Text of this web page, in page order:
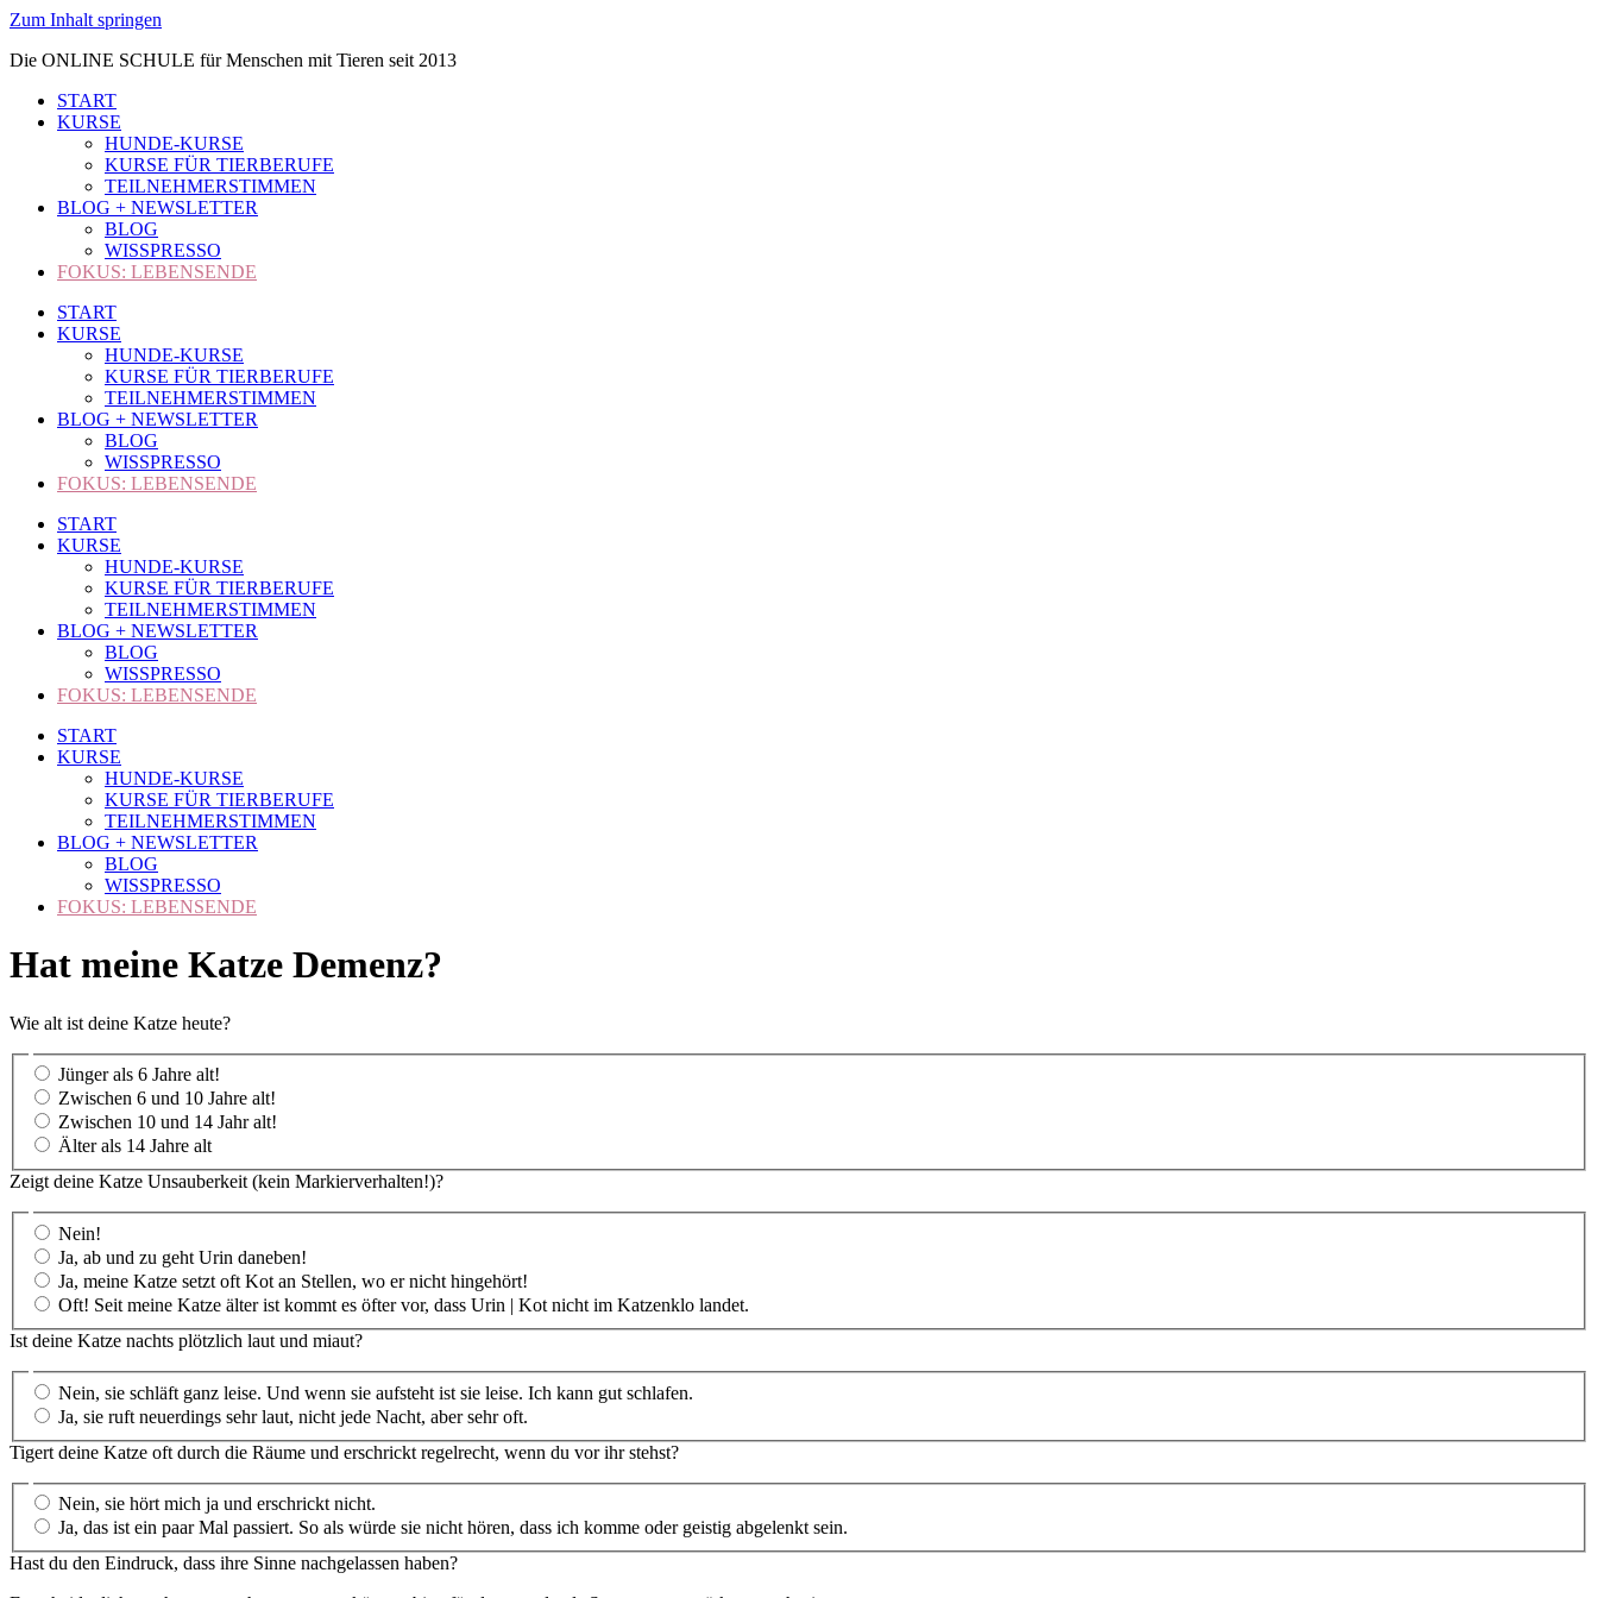
Zum Inhalt springen
Die ONLINE SCHULE für Menschen mit Tieren seit 2013
START
KURSE
HUNDE-KURSE
KURSE FÜR TIERBERUFE
TEILNEHMERSTIMMEN
BLOG + NEWSLETTER
BLOG
WISSPRESSO
FOKUS: LEBENSENDE
START
KURSE
HUNDE-KURSE
KURSE FÜR TIERBERUFE
TEILNEHMERSTIMMEN
BLOG + NEWSLETTER
BLOG
WISSPRESSO
FOKUS: LEBENSENDE
START
KURSE
HUNDE-KURSE
KURSE FÜR TIERBERUFE
TEILNEHMERSTIMMEN
BLOG + NEWSLETTER
BLOG
WISSPRESSO
FOKUS: LEBENSENDE
START
KURSE
HUNDE-KURSE
KURSE FÜR TIERBERUFE
TEILNEHMERSTIMMEN
BLOG + NEWSLETTER
BLOG
WISSPRESSO
FOKUS: LEBENSENDE
Hat meine Katze Demenz?
Wie alt ist deine Katze heute?
Jünger als 6 Jahre alt!
Zwischen 6 und 10 Jahre alt!
Zwischen 10 und 14 Jahr alt!
Älter als 14 Jahre alt
Zeigt deine Katze Unsauberkeit (kein Markierverhalten!)?
Nein!
Ja, ab und zu geht Urin daneben!
Ja, meine Katze setzt oft Kot an Stellen, wo er nicht hingehört!
Oft! Seit meine Katze älter ist kommt es öfter vor, dass Urin | Kot nicht im Katzenklo landet.
Ist deine Katze nachts plötzlich laut und miaut?
Nein, sie schläft ganz leise. Und wenn sie aufsteht ist sie leise. Ich kann gut schlafen.
Ja, sie ruft neuerdings sehr laut, nicht jede Nacht, aber sehr oft.
Tigert deine Katze oft durch die Räume und erschrickt regelrecht, wenn du vor ihr stehst?
Nein, sie hört mich ja und erschrickt nicht.
Ja, das ist ein paar Mal passiert. So als würde sie nicht hören, dass ich komme oder geistig abgelenkt sein.
Hast du den Eindruck, dass ihre Sinne nachgelassen haben?